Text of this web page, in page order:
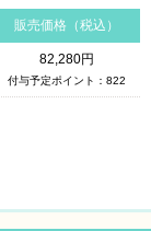
販売価格（税込）
82,280円
付与予定ポイント：822